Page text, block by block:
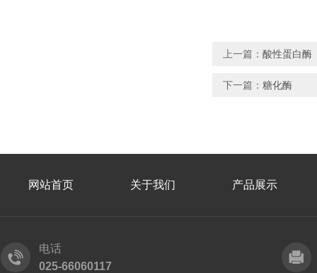
上一篇： 酸性蛋白酶
下一篇： 糖化酶
网站首页 关于我们 产品展示
电话
025-66060117